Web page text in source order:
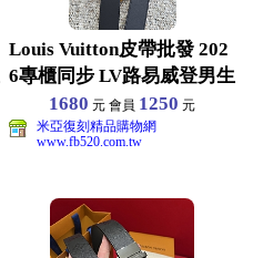
Louis Vuitton皮帶批發 202
6專櫃同步 LV路易威登男生
1680 元 會員 1250 元
米亞復刻精品購物網
www.fb520.com.tw